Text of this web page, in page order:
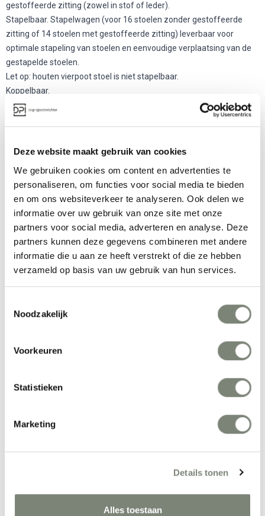
Deze website maakt gebruik van cookies
We gebruiken cookies om content en advertenties te
personaliseren, om functies voor social media te bieden
en om ons websiteverkeer te analyseren. Ook delen we
informatie over uw gebruik van onze site met onze
partners voor social media, adverteren en analyse. Deze
partners kunnen deze gegevens combineren met andere
informatie die u aan ze heeft verstrekt of die ze hebben
verzameld op basis van uw gebruik van hun services.
Noodzakelijk
Voorkeuren
Statistieken
Marketing
Details tonen
Alles toestaan
gestoffeerde zitting (zowel in stof of leder).
Stapelbaar. Stapelwagen (voor 16 stoelen zonder gestoffeerde
zitting of 14 stoelen met gestoffeerde zitting) leverbaar voor
optimale stapeling van stoelen en eenvoudige verplaatsing van de
gestapelde stoelen.
Let op: houten vierpoot stoel is niet stapelbaar.
Koppelbaar.
Ontworpen door: Tom Deacon.
Over de ontwerper Tom Deacon
De Nava is ontworper door Tom Deacon. Hij kiest in zijn designs vaak
kunstenaar, tegenwoordig is hij weer volledig terug als designer van
producten.
Over Girsberger
Girsberger meubilair voor op kantoor, in de vergaderkamer of voor
uw entree. Girsberger is de specialist voor tafels en stoelen. Al 120
Meer producten van Girsberger
Girsberger Marva
Girsberger Velum
Fauteuil
Vanaf €€€